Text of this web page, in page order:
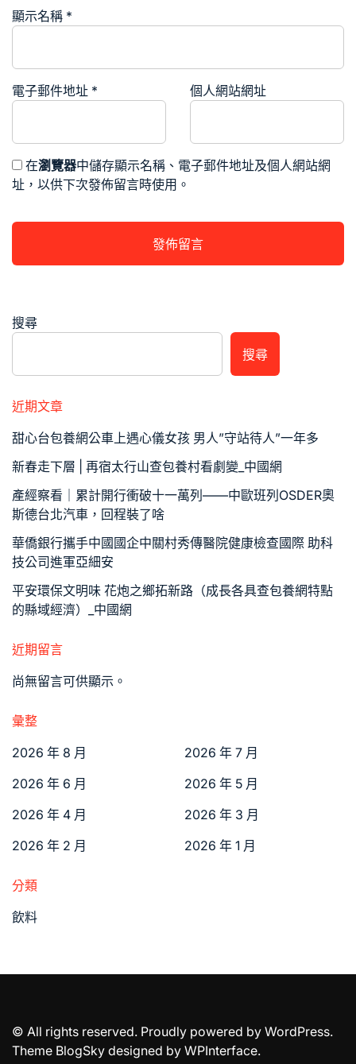
顯示名稱 *
電子郵件地址 * 個人網站網址
在瀏覽器中儲存顯示名稱、電子郵件地址及個人網站網
址，以供下次發佈留言時使用。
搜尋
搜尋
近期文章
甜心台包養網公車上遇心儀女孩 男人”守站待人”一年多
新春走下層 | 再宿太行山查包養村看劇變_中國網
產經察看｜累計開行衝破十一萬列——中歐班列OSDER奧
斯德台北汽車，回程裝了啥
華僑銀行攜手中國國企中關村秀傳醫院健康檢查國際 助科
技公司進軍亞細安
平安環保文明味 花炮之鄉拓新路（成長各具查包養網特點
的縣域經濟）_中國網
近期留言
尚無留言可供顯示。
彙整
2026 年 8 月
2026 年 7 月
2026 年 6 月
2026 年 5 月
2026 年 4 月
2026 年 3 月
2026 年 2 月
2026 年 1 月
分類
飲料
© All rights reserved. Proudly powered by WordPress.
Theme BlogSky designed by WPInterface.